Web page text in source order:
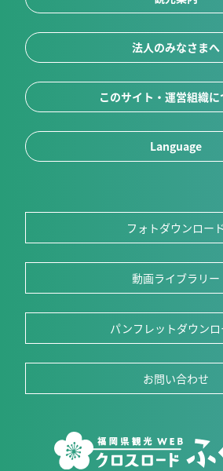
法人のみなさまへ
このサイト・運営組織に
Language
フォトダウンロード
動画ライブラリー
パンフレットダウンロ
お問い合わせ